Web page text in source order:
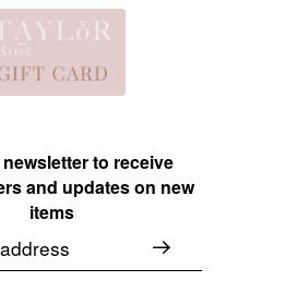
to receive
and updates on new
items